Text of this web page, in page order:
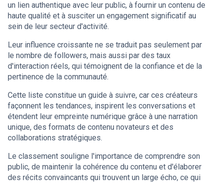
un lien authentique avec leur public, à fournir un contenu de
haute qualité et à susciter un engagement significatif au
sein de leur secteur d'activité.
Leur influence croissante ne se traduit pas seulement par
le nombre de followers, mais aussi par des taux
d'interaction réels, qui témoignent de la confiance et de la
pertinence de la communauté.
Cette liste constitue un guide à suivre, car ces créateurs
façonnent les tendances, inspirent les conversations et
étendent leur empreinte numérique grâce à une narration
unique, des formats de contenu novateurs et des
collaborations stratégiques.
Le classement souligne l'importance de comprendre son
public, de maintenir la cohérence du contenu et d'élaborer
des récits convaincants qui trouvent un large écho, ce qui